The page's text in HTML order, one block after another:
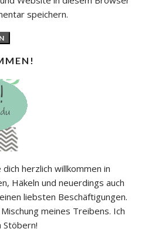
speichern.
herzlich willkommen in
Häkeln und neuerdings auch
liebsten Beschäftigungen.
meines Treibens. Ich
Stöbern!